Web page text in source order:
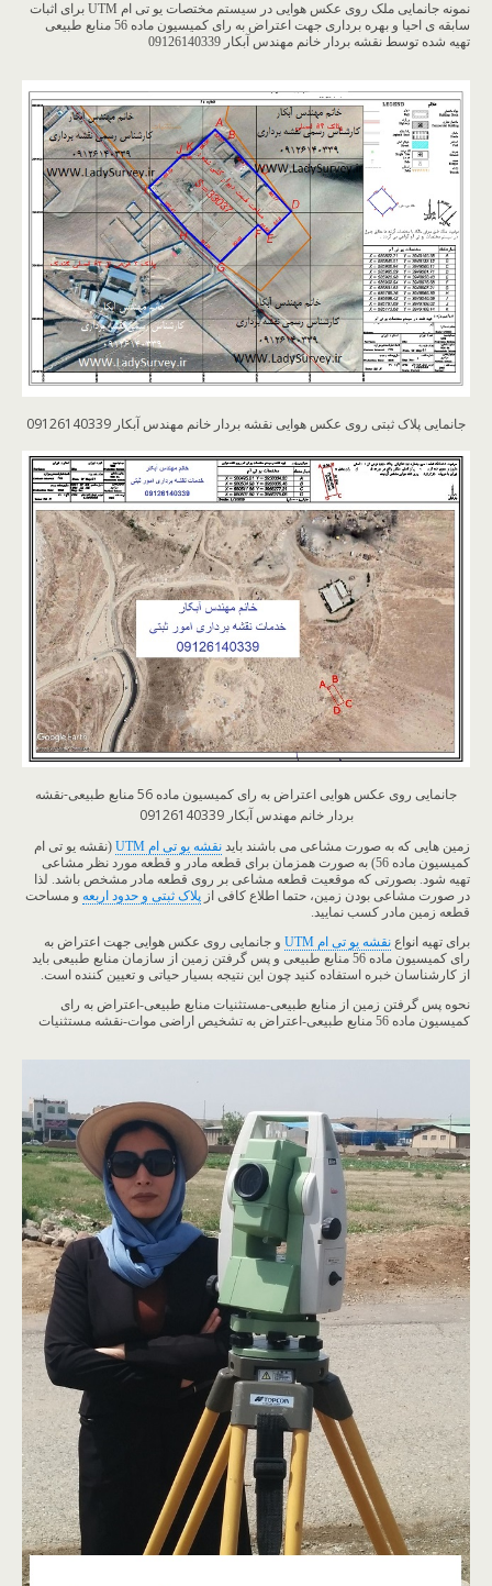
نمونه جانمایی ملک روی عکس هوایی در سیستم مختصات یو تی ام UTM برای اثبات
سابقه ی احیا و بهره برداری جهت اعتراض به رای کمیسیون ماده 56 منابع طبیعی
تهیه شده توسط نقشه بردار خانم مهندس آبکار 09126140339
جانمایی پلاک ثبتی روی عکس هوایی نقشه بردار خانم مهندس آبکار 09126140339
جانمایی روی عکس هوایی اعتراض به رای کمیسیون ماده 56 منابع طبیعی-نقشه
بردار خانم مهندس آبکار 09126140339
زمین هایی که به صورت مشاعی می باشند باید نقشه یو تی ام UTM
(نقشه یو تی ام
کمیسیون ماده 56) به صورت همزمان برای قطعه مادر و قطعه مورد نظر مشاعی
تهیه شود. بصورتی که موقعیت قطعه مشاعی بر روی قطعه مادر مشخص باشد. لذا
در صورت مشاعی بودن زمین، حتما اطلاع کافی از پلاک ثبتی و حدود اربعه و مساحت
قطعه زمین مادر کسب نمایید.
برای تهیه انواع نقشه یو تی ام UTM
و جانمایی روی عکس هوایی جهت اعتراض به
رای کمیسیون ماده 56 منابع طبیعی و پس گرفتن زمین از سازمان منابع طبیعی باید
از کارشناسان خبره استفاده کنید چون این نتیجه بسیار حیاتی و تعیین کننده است.
نحوه پس گرفتن زمین از منابع طبیعی-مستثنیات منابع طبیعی-اعتراض به رای
کمیسیون ماده 56 منابع طبیعی-اعتراض به تشخیص اراضی موات-نقشه مستثنیات